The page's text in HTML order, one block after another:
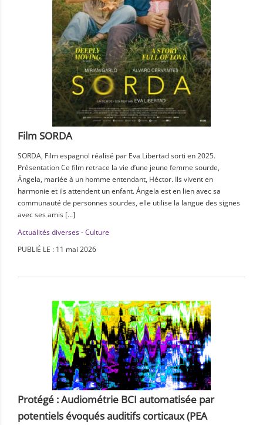
Film SORDA
SORDA, Film espagnol réalisé par Eva Libertad sorti en 2025.
Présentation Ce film retrace la vie d’une jeune femme sourde,
Ángela, mariée à un homme entendant, Héctor. Ils vivent en
harmonie et ils attendent un enfant. Ángela est en lien avec sa
communauté de personnes sourdes, elle utilise la langue des signes
avec ses amis […]
Actualités diverses - Culture
PUBLIÉ LE : 11 mai 2026
Protégé : Audiométrie BCI automatisée par
potentiels évoqués auditifs corticaux (PEA